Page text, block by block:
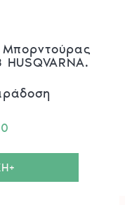
Μπορντούρας